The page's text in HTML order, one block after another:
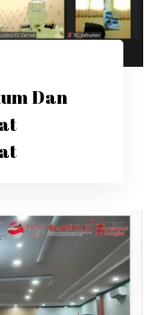
Dan